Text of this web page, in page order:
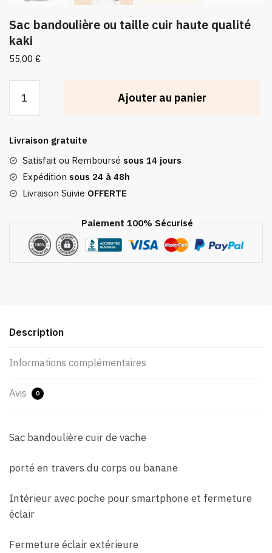
Sac bandoulière ou taille cuir haute qualité
kaki
55,00 €
Sac
ou
taille
cuir
haute
Ajouter au panier
Livraison gratuite
Satisfait ou Remboursé sous 14 jours
Expédition sous 24 à 48h
Livraison Suivie OFFERTE
Paiement 100% Sécurisé
Description
Informations complémentaires
Avis 0
Sac bandoulière cuir de vache
porté en travers du corps ou banane
Intérieur avec poche pour smartphone et fermeture
éclair
Fermeture éclair extérieure